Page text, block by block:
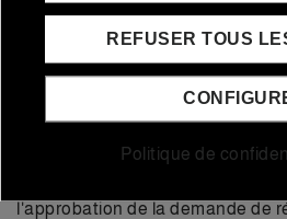
7/1996, du 15 janvier, de
de Détail modifiée par la Loi 47/
remboursement sur le compte
l'approbation de la demande de
REFUSER TOUS
Politique de